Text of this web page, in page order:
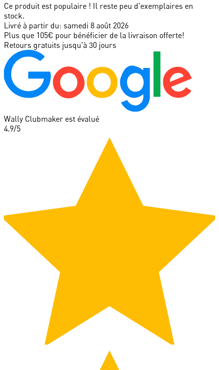
Ce produit est populaire ! Il reste peu d'exemplaires en
stock.
Livré à partir du: samedi 8 août 2026
Plus que 105€ pour bénéficier de la livraison offerte!
Retours gratuits jusqu'à 30 jours
Wally Clubmaker est évalué
4.9/5